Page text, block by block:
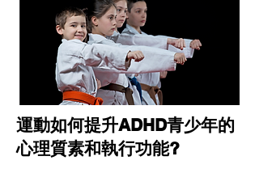
運動如何提升ADHD青少年的
心理質素和執行功能?